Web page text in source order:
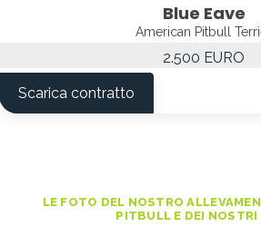
Blue Eave
American Pitbull
2.500 EURO
Scarica contratto
LE FOTO DEL NOSTRO
PITBULL E DEI NOSTRI